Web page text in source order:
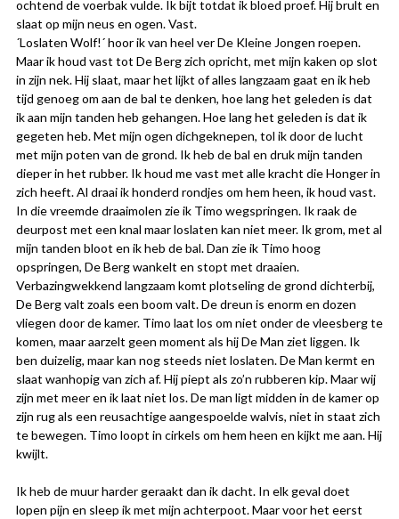
ochtend de voerbak vulde. Ik bijt totdat ik bloed proef. Hij brult en
slaat op mijn neus en ogen. Vast.
´Loslaten Wolf!´ hoor ik van heel ver De Kleine Jongen roepen.
Maar ik houd vast tot De Berg zich opricht, met mijn kaken op slot
in zijn nek. Hij slaat, maar het lijkt of alles langzaam gaat en ik heb
tijd genoeg om aan de bal te denken, hoe lang het geleden is dat
ik aan mijn tanden heb gehangen. Hoe lang het geleden is dat ik
gegeten heb. Met mijn ogen dichgeknepen, tol ik door de lucht
met mijn poten van de grond. Ik heb de bal en druk mijn tanden
dieper in het rubber. Ik houd me vast met alle kracht die Honger in
zich heeft. Al draai ik honderd rondjes om hem heen, ik houd vast.
In die vreemde draaimolen zie ik Timo wegspringen. Ik raak de
deurpost met een knal maar loslaten kan niet meer. Ik grom, met al
mijn tanden bloot en ik heb de bal. Dan zie ik Timo hoog
opspringen, De Berg wankelt en stopt met draaien.
Verbazingwekkend langzaam komt plotseling de grond dichterbij,
De Berg valt zoals een boom valt. De dreun is enorm en dozen
vliegen door de kamer. Timo laat los om niet onder de vleesberg te
komen, maar aarzelt geen moment als hij De Man ziet liggen. Ik
ben duizelig, maar kan nog steeds niet loslaten. De Man kermt en
slaat wanhopig van zich af. Hij piept als zo’n rubberen kip. Maar wij
zijn met meer en ik laat niet los. De man ligt midden in de kamer op
zijn rug als een reusachtige aangespoelde walvis, niet in staat zich
te bewegen. Timo loopt in cirkels om hem heen en kijkt me aan. Hij
kwijlt.
Ik heb de muur harder geraakt dan ik dacht. In elk geval doet
lopen pijn en sleep ik met mijn achterpoot. Maar voor het eerst